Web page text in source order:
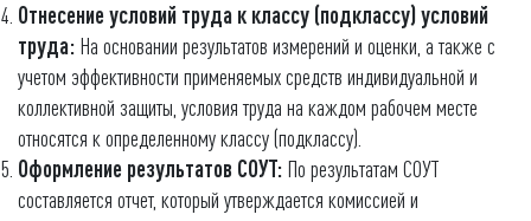
Отнесение условий труда к классу (подклассу) условий
труда: На основании результатов измерений и оценки, а также с
учетом эффективности применяемых средств индивидуальной и
коллективной защиты, условия труда на каждом рабочем месте
относятся к определенному классу (подклассу).
Оформление результатов СОУТ: По результатам СОУТ
составляется отчет, который утверждается комиссией и